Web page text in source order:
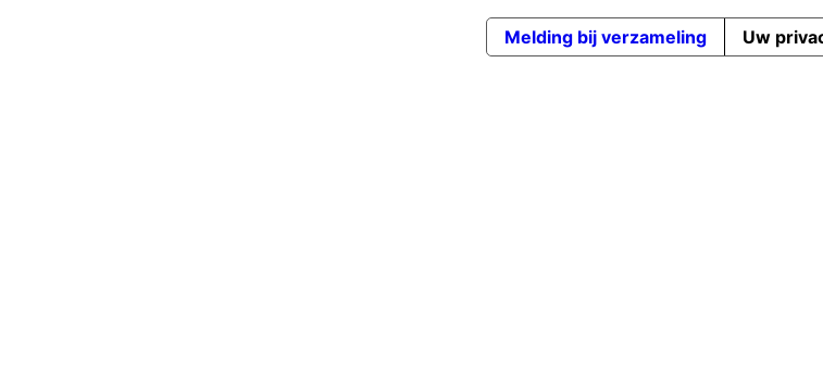
Melding bij verzameling Uw